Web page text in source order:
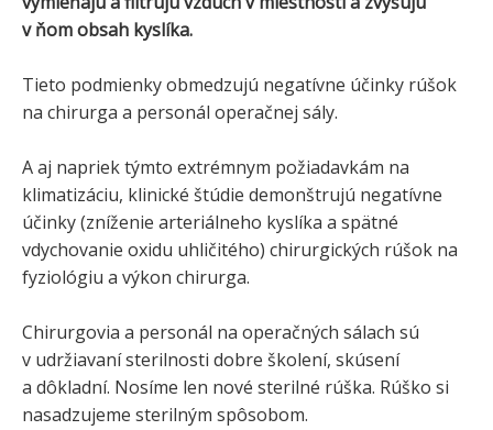
v ňom obsah kyslíka.
Tieto podmienky obmedzujú negatívne účinky rúšok
na chirurga a personál operačnej sály.
A aj napriek týmto extrémnym požiadavkám na
klimatizáciu, klinické štúdie demonštrujú negatívne
účinky (zníženie arteriálneho kyslíka a spätné
vdychovanie oxidu uhličitého) chirurgických rúšok na
fyziológiu a výkon chirurga.
Chirurgovia a personál na operačných sálach sú
v udržiavaní sterilnosti dobre školení, skúsení
a dôkladní. Nosíme len nové sterilné rúška. Rúško si
nasadzujeme sterilným spôsobom.